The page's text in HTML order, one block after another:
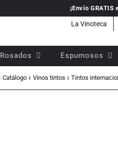
¡Envío
La Vinoteca
Rosados Espumosos
Catálogo Vinos tintos Tintos